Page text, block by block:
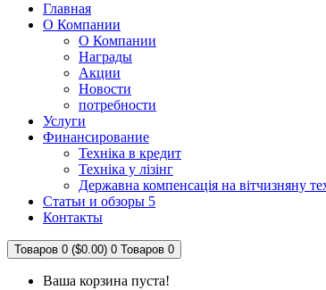
Главная
О Компании
О Компании
Награды
Акции
Новости
потребности
Услуги
Финансирование
Техніка в кредит
Техніка у лізінг
Державна компенсація на вітчизняну
Статьи и обзоры 5
Контакты
Товаров 0 ($0.00) 0 Товаров 0
Ваша корзина пуста!